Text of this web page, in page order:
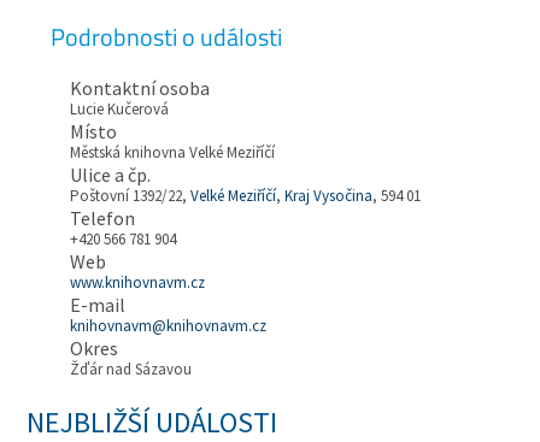
Podrobnosti o události
Kontaktní osoba
Lucie Kučerová
Místo
Městská knihovna Velké Meziříčí
Ulice a čp.
Poštovní 1392/22,Velké Meziříčí,Kraj Vysočina, 594 01
Telefon
+420 566 781 904
Web
www.knihovnavm.cz
E-mail
knihovnavm@knihovnavm.cz
Okres
Žďár nad Sázavou
NEJBLIŽŠÍ UDÁLOSTI